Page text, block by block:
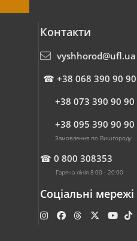
Контакти
vyshhorod@ufl.ua
☎ +38 068 390 90 90
+38 073 390 90 90
+38 095 390 90 90
Замовлення по Вишгороду
☎ 0 800 308353
Гаряча лінія 8:00 - 20:00
Соціальні мережі